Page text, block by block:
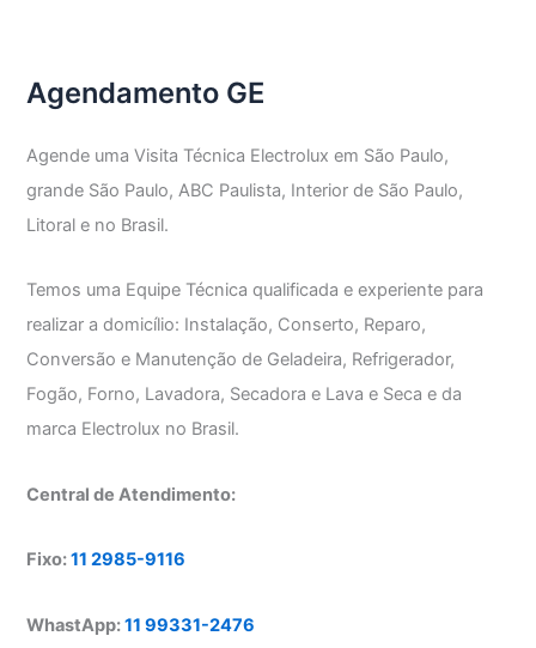
GE
Agendamento GE
Agende uma Visita Técnica Electrolux em São Paulo,
grande São Paulo, ABC Paulista, Interior de São Paulo,
Litoral e no Brasil.
Temos uma Equipe Técnica qualificada e experiente para
realizar a domicílio: Instalação, Conserto, Reparo,
Conversão e Manutenção de Geladeira, Refrigerador,
Fogão, Forno, Lavadora, Secadora e Lava e Seca e da
marca Electrolux no Brasil.
Central de Atendimento:
Fixo:11 2985-9116
WhastApp:11 99331-2476